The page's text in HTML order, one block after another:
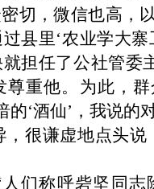
切，微信也高，
县里‘农业学大
担任了公社管委
尊重他。为此，
的‘酒仙’，我说的
，很谦虚地点头说
们称呼砦坚同志